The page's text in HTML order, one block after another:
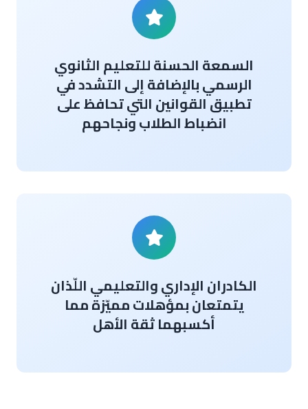
السمعة الحسنة للتعليم الثانوي
الرسمي بالإضافة إلى التشدد في
تطبيق القوانين التي تحافظ على
انضباط الطلاب ونجاحهم
الكادران الإداري والتعليمي اللّذان
يتمتعان بمؤهلات مميّزة مما
أكسبهما ثقة الأهل